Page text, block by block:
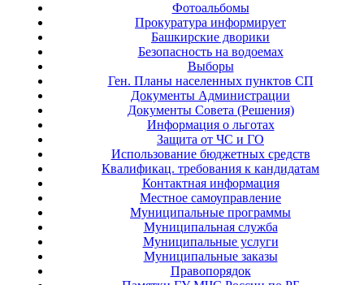
Фотоальбомы
Прокуратура информирует
Башкирские дворики
Безопасность на водоемах
Выборы
Ген. Планы населенных пунктов СП
Документы Администрации
Документы Совета (Решения)
Информация о льготах
Защита от ЧС и ГО
Использование бюджетных средств
Квалификац. требования к кандидатам
Контактная информация
Местное самоуправление
Муниципальные программы
Муниципальная служба
Муниципальные услуги
Муниципальные заказы
Правопорядок